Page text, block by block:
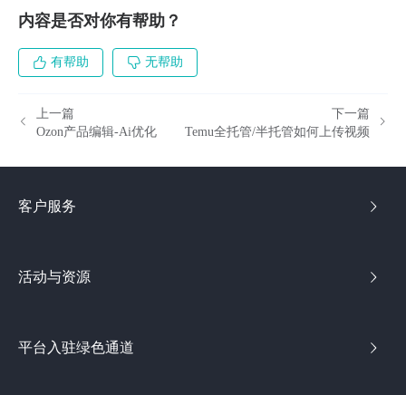
内容是否对你有帮助？
有帮助 无帮助
上一篇
Ozon产品编辑-Ai优化
下一篇
Temu全托管/半托管如何上传视频
客户服务
活动与资源
平台入驻绿色通道